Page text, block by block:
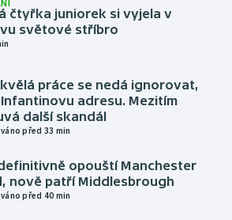
čtyřka juniorek si vyjela v
světové stříbro
práce se nedá ignorovat,
Infantinovu adresu. Mezitím
další skandál
před 33 min
opouští Manchester
nově patří Middlesbrough
před 40 min